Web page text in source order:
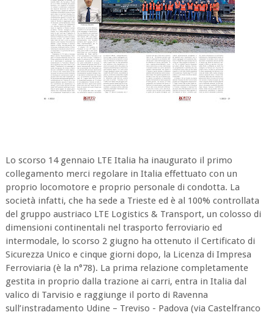
Lo scorso 14 gennaio LTE Italia ha inaugurato il primo
collegamento merci regolare in Italia effettuato con un
proprio locomotore e proprio personale di condotta. La
società infatti, che ha sede a Trieste ed è al 100% controllata
del gruppo austriaco LTE Logistics & Transport, un colosso di
dimensioni continentali nel trasporto ferroviario ed
intermodale, lo scorso 2 giugno ha ottenuto il Certificato di
Sicurezza Unico e cinque giorni dopo, la Licenza di Impresa
Ferroviaria (è la n°78). La prima relazione completamente
gestita in proprio dalla trazione ai carri, entra in Italia dal
valico di Tarvisio e raggiunge il porto di Ravenna
sull’instradamento Udine – Treviso - Padova (via Castelfranco